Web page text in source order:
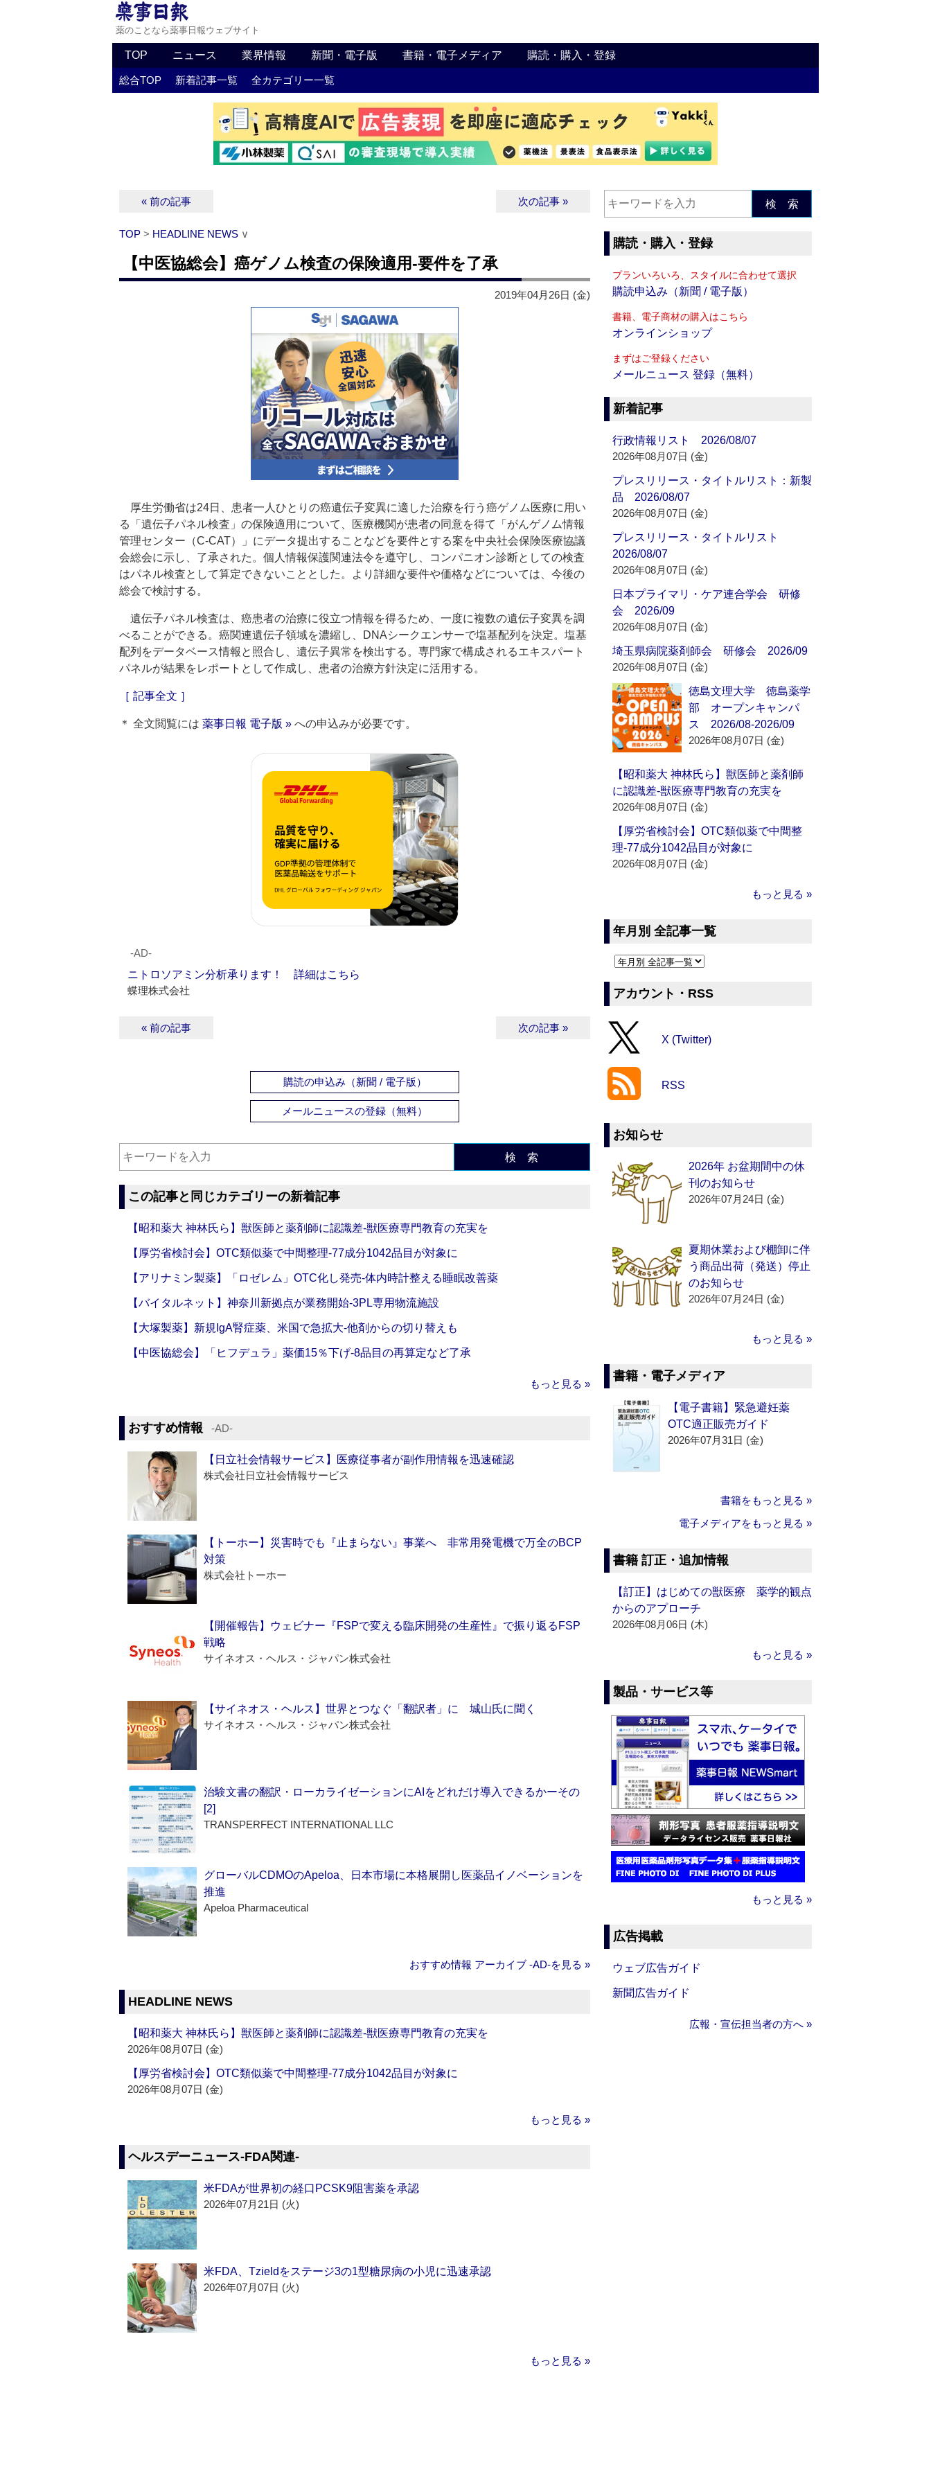
薬のことなら薬事日報ウェブサイト
TOP ニュース 業界情報 新聞・電子版 書籍・電子メディア 購読・購入・登録
総合TOP 新着記事一覧 全カテゴリー一覧
« 前の記事 次の記事 »
TOP > HEADLINE NEWS ∨
【中医協総会】癌ゲノム検査の保険適用‐要件を了承
2019年04月26日 (金)
厚生労働省は24日、患者一人ひとりの癌遺伝子変異に適した治療を行う癌ゲノム医療に用い
る「遺伝子パネル検査」の保険適用について、医療機関が患者の同意を得て「がんゲノム情報
管理センター（C-CAT）」にデータ提出することなどを要件とする案を中央社会保険医療協議
会総会に示し、了承された。個人情報保護関連法令を遵守し、コンパニオン診断としての検査
はパネル検査として算定できないこととした。より詳細な要件や価格などについては、今後の
総会で検討する。
遺伝子パネル検査は、癌患者の治療に役立つ情報を得るため、一度に複数の遺伝子変異を調
べることができる。癌関連遺伝子領域を濃縮し、DNAシークエンサーで塩基配列を決定。塩基
配列をデータベース情報と照合し、遺伝子異常を検出する。専門家で構成されるエキスパート
パネルが結果をレポートとして作成し、患者の治療方針決定に活用する。
［ 記事全文 ］
＊ 全文閲覧には 薬事日報 電子版 » への申込みが必要です。
‐AD‐
ニトロソアミン分析承ります！ 詳細はこちら
蝶理株式会社
« 前の記事 次の記事 »
購読の申込み（新聞 / 電子版）
メールニュースの登録（無料）
検 索
この記事と同じカテゴリーの新着記事
【昭和薬大 神林氏ら】獣医師と薬剤師に認識差‐獣医療専門教育の充実を
【厚労省検討会】OTC類似薬で中間整理‐77成分1042品目が対象に
【アリナミン製薬】「ロゼレム」OTC化し発売‐体内時計整える睡眠改善薬
【バイタルネット】神奈川新拠点が業務開始‐3PL専用物流施設
【大塚製薬】新規IgA腎症薬、米国で急拡大‐他剤からの切り替えも
【中医協総会】「ヒフデュラ」薬価15％下げ‐8品目の再算定など了承
もっと見る »
おすすめ情報 ‐AD‐
【日立社会情報サービス】医療従事者が副作用情報を迅速確認
株式会社日立社会情報サービス
【トーホー】災害時でも『止まらない』事業へ 非常用発電機で万全のBCP
対策
株式会社トーホー
【開催報告】ウェビナー『FSPで変える臨床開発の生産性』で振り返るFSP
戦略
サイネオス・ヘルス・ジャパン株式会社
【サイネオス・ヘルス】世界とつなぐ「翻訳者」に 城山氏に聞く
サイネオス・ヘルス・ジャパン株式会社
治験文書の翻訳・ローカライゼーションにAIをどれだけ導入できるかーその
[2]
TRANSPERFECT INTERNATIONAL LLC
グローバルCDMOのApeloa、日本市場に本格展開し医薬品イノベーションを
推進
Apeloa Pharmaceutical
おすすめ情報 アーカイブ ‐AD‐を見る »
HEADLINE NEWS
【昭和薬大 神林氏ら】獣医師と薬剤師に認識差‐獣医療専門教育の充実を
2026年08月07日 (金)
【厚労省検討会】OTC類似薬で中間整理‐77成分1042品目が対象に
2026年08月07日 (金)
もっと見る »
ヘルスデーニュース‐FDA関連‐
米FDAが世界初の経口PCSK9阻害薬を承認
2026年07月21日 (火)
米FDA、Tzieldをステージ3の1型糖尿病の小児に迅速承認
2026年07月07日 (火)
もっと見る »
検 索
購読・購入・登録
プランいろいろ、スタイルに合わせて選択
購読申込み（新聞 / 電子版）
書籍、電子商材の購入はこちら
オンラインショップ
まずはご登録ください
メールニュース 登録（無料）
新着記事
行政情報リスト 2026/08/07
2026年08月07日 (金)
プレスリリース・タイトルリスト：新製
品 2026/08/07
2026年08月07日 (金)
プレスリリース・タイトルリスト
2026/08/07
2026年08月07日 (金)
日本プライマリ・ケア連合学会 研修
会 2026/09
2026年08月07日 (金)
埼玉県病院薬剤師会 研修会 2026/09
2026年08月07日 (金)
徳島文理大学 徳島薬学
部 オープンキャンパ
ス 2026/08-2026/09
2026年08月07日 (金)
【昭和薬大 神林氏ら】獣医師と薬剤師
に認識差‐獣医療専門教育の充実を
2026年08月07日 (金)
【厚労省検討会】OTC類似薬で中間整
理‐77成分1042品目が対象に
2026年08月07日 (金)
もっと見る »
年月別 全記事一覧
アカウント・RSS
X (Twitter)
RSS
お知らせ
2026年 お盆期間中の休
刊のお知らせ
2026年07月24日 (金)
夏期休業および棚卸に伴
う商品出荷（発送）停止
のお知らせ
2026年07月24日 (金)
もっと見る »
書籍・電子メディア
【電子書籍】緊急避妊薬
OTC適正販売ガイド
2026年07月31日 (金)
書籍をもっと見る »
電子メディアをもっと見る »
書籍 訂正・追加情報
【訂正】はじめての獣医療 薬学的観点
からのアプローチ
2026年08月06日 (木)
もっと見る »
製品・サービス等
もっと見る »
広告掲載
ウェブ広告ガイド
新聞広告ガイド
広報・宣伝担当者の方へ »